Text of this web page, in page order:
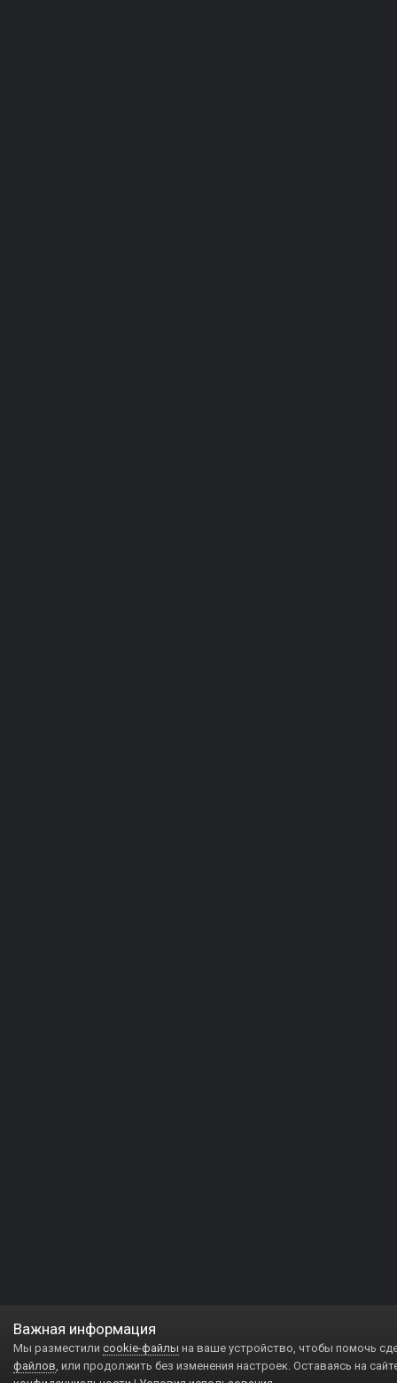
Важная информация
Мы разместили cookie-файлы на ваше устройство, чтобы помочь
файлов, или продолжить без изменения настроек. Оставаясь на